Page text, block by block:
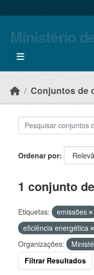
Ministério
Conjuntos de
Ordenar por
1 conjunto
Etiquetas: emissões
eficiência energética
Organizações:
Filtrar Resultados